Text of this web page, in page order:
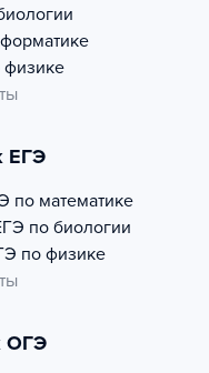
ЕГЭ
по математике
по биологии
по физике
ОГЭ